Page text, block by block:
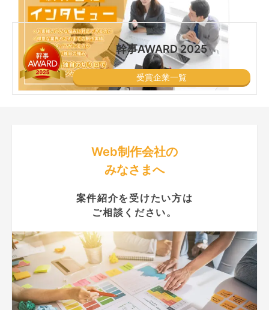
幹事AWARD 2025
受賞企業一覧
Web制作会社の
みなさまへ
案件紹介を受けたい方は
ご相談ください。